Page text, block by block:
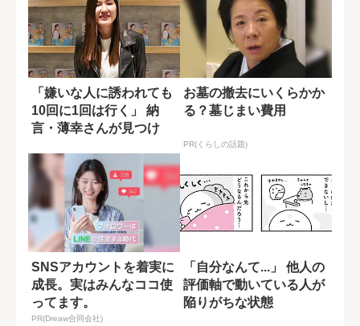
「嫌いな人に誘われても
10回に1回は行く」 納
言・薄幸さんが見つけ
お墓の撤去にいくらかか
る？墓じまい費用
PR(くらしの話題)
SNSアカウントを着実に
成長。実はみんなココ使
ってます。
PR(Dreaw合同会社)
「自分なんて...」 他人の
評価軸で動いている人が
陥りがちな状態